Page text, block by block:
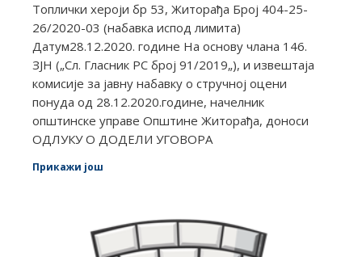
Топлички хероји бр 53, Житорађа Број 404-25-
26/2020-03 (набавка испод лимита)
Датум28.12.2020. године На основу члана 146.
ЗЈН („Сл. Гласник РС број 91/2019„), и извештаја
комисије за јавну набавку о стручној оцени
понуда од 28.12.2020.године, начелник
општинске управе Општине Житорађа, доноси
ОДЛУКУ О ДОДЕЛИ УГОВОРА
Прикажи још